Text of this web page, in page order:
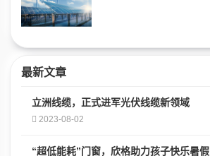
最新文章
立洲线缆，正式进军光伏线缆新领域
2023-08-02
“超低能耗”门窗，欣格助力孩子快乐暑假